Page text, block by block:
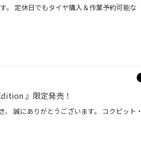
』限定発売！